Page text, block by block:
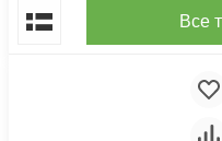
Все
По популярности